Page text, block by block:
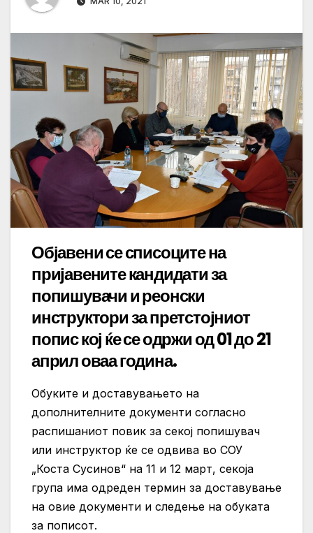
Објавени се списоците на
пријавените кандидати за
попишувачи и реонски
инструктори за претстојниот
попис кој ќе се одржи од 01 до 21
април оваа година.
Обуките и доставувањето на
дополнителните документи согласно
распишаниот повик за секој попишувач
или инструктор ќе се одвива во СОУ
„Коста Сусинов“ на 11 и 12 март, секоја
група има одреден термин за доставување
на овие документи и следење на обуката
за пописот.